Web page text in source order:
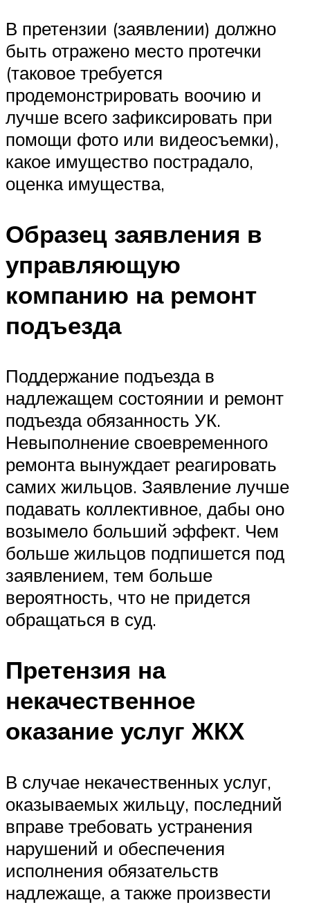
В претензии (заявлении) должно
быть отражено место протечки
(таковое требуется
продемонстрировать воочию и
лучше всего зафиксировать при
помощи фото или видеосъемки),
какое имущество пострадало,
оценка имущества,
Образец заявления в
управляющую
компанию на ремонт
подъезда
Поддержание подъезда в
надлежащем состоянии и ремонт
подъезда обязанность УК.
Невыполнение своевременного
ремонта вынуждает реагировать
самих жильцов. Заявление лучше
подавать коллективное, дабы оно
возымело больший эффект. Чем
больше жильцов подпишется под
заявлением, тем больше
вероятность, что не придется
обращаться в суд.
Претензия на
некачественное
оказание услуг ЖКХ
В случае некачественных услуг,
оказываемых жильцу, последний
вправе требовать устранения
нарушений и обеспечения
исполнения обязательств
надлежаще, а также произвести